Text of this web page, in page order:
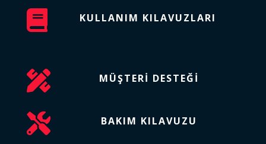
 KULLANIM KILAVUZLARI
 MÜŞTERI DESTEĞI
 BAKIM KILAVUZU